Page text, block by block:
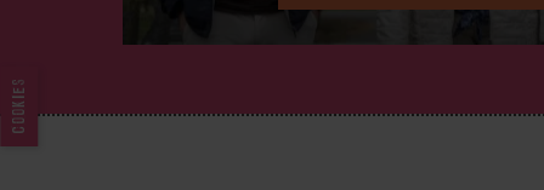
COOKIES